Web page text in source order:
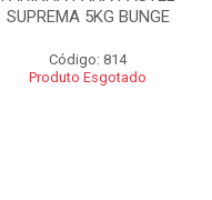
SUPREMA 5KG BUNGE
Código: 814
Produto Esgotado